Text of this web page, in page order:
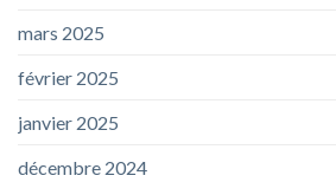
mars 2025
février 2025
janvier 2025
décembre 2024